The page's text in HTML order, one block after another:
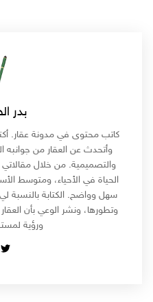
بدر
كاتب محتوى في مدونة عقار.
وأتحدث عن العقار من جوانبه
والتصميمية. من خلال
الحياة في الأحياء، ومتوسط
سهل وواضح. الكتابة بالنسبة
وتطورها، ونشر الوعي بأن
ورؤية